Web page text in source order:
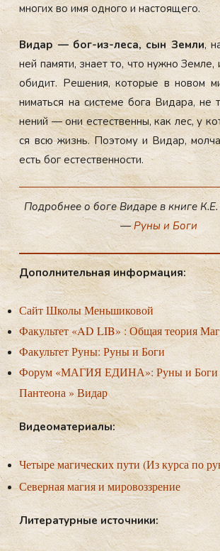
мно­гих во имя од­но­го и нас­то­яще­го.
Ви­дар — бог-из-ле­са, сын Зем­ли,
ней па­мяти, зна­ет то, что нуж­но Зем­ле,
оби­дит. Ре­шения, ко­торые в но­вом
нимать­ся на сис­те­ме бо­га Ви­дара,
не­ний — они ес­тес­твен­ны, как лес, у
ся всю жизнь. По­это­му и Ви­дар,
есть бог ес­тес­твен­ности.
Подробнее о боге Видаре в книге
—Руны и Боги
До­пол­ни­тель­ная ин­форма­ция:
Сайт Школы Меньшиковой
Факультет «AD LIB» : Общая теория
Факультет Руны:Руны и Боги
Форум «МАГИЯ ЕДИНА»:Руны и Боги
Пантеона»Видар
Ви­де­ома­тери­алы:
Четыре магических пути (Из курса по
Северная магия и мировоззрение
Ли­тера­тур­ные ис­точни­ки: